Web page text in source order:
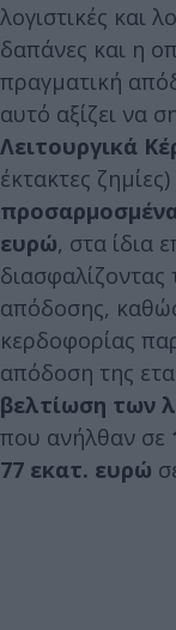
λογιστικές και
δαπάνες και η
πραγματική
αυτό αξίζει να
Λειτουργικά
έκτακτες
ευρώ, στα ίδια
απόδοσης,
κερδοφορίας
απόδοση της
βελτίωση των
που ανήλθαν σε
77 εκατ. ευρώ